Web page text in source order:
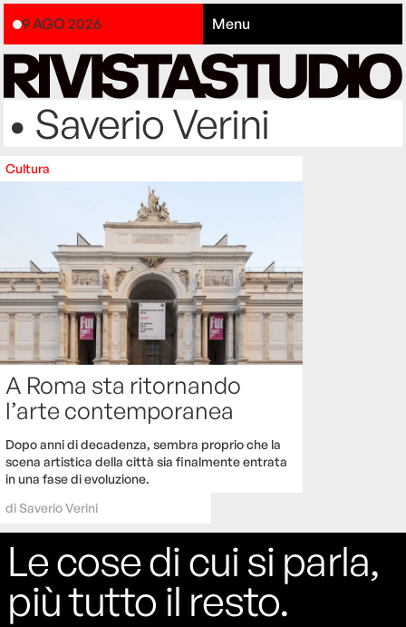
9 AGO 2026 Menu
• Saverio Verini
Cultura
A Roma sta ritornando
l’arte contemporanea
Dopo anni di decadenza, sembra proprio che la
scena artistica della città sia finalmente entrata
in una fase di evoluzione.
diSaverio Verini
Le cose di cui si parla,
più tutto il resto.